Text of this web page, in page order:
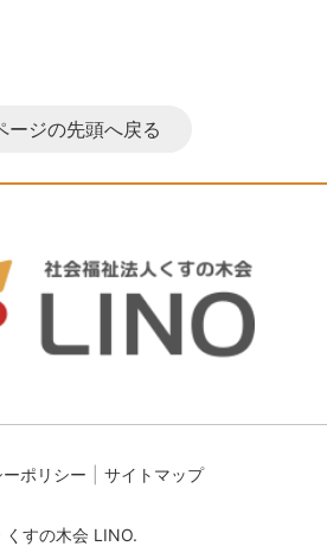
ージの先頭へ戻る
ポリシー サイトマップ
すの木会 LINO.